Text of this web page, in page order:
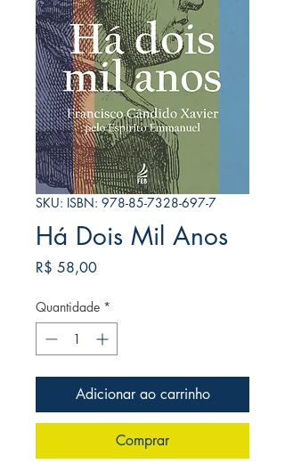
SKU: ISBN: 978-85-7328-697-7
Há Dois Mil Anos
R$ 58,00Preço
Quantidade *
Adicionar ao carrinho
Comprar